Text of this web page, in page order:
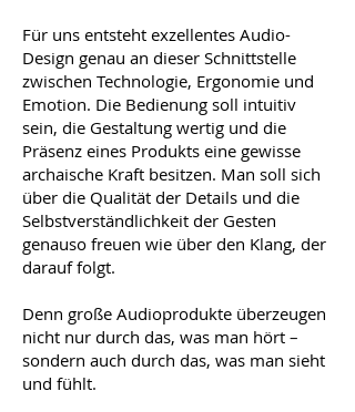
Für uns entsteht exzellentes Audio-
Design genau an dieser Schnittstelle
zwischen Technologie, Ergonomie und
Emotion. Die Bedienung soll intuitiv
sein, die Gestaltung wertig und die
Präsenz eines Produkts eine gewisse
archaische Kraft besitzen. Man soll sich
über die Qualität der Details und die
Selbstverständlichkeit der Gesten
genauso freuen wie über den Klang, der
darauf folgt.
Denn große Audioprodukte überzeugen
nicht nur durch das, was man hört –
sondern auch durch das, was man sieht
und fühlt.